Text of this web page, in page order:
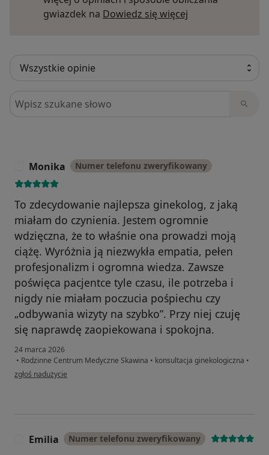
gwiazdek na Dowiedz się więcej
Szukaj w opiniach
Monika Numer telefonu zweryfikowany
To zdecydowanie najlepsza ginekolog, z jaką
miałam do czynienia. Jestem ogromnie
wdzięczna, że to właśnie ona prowadzi moją
ciążę. Wyróżnia ją niezwykła empatia, pełen
profesjonalizm i ogromna wiedza. Zawsze
poświęca pacjentce tyle czasu, ile potrzeba i
nigdy nie miałam poczucia pośpiechu czy
„odbywania wizyty na szybko”. Przy niej czuję
się naprawdę zaopiekowana i spokojna.
24 marca 2026
• Rodzinne Centrum Medyczne Skawina • konsultacja ginekologiczna •
w opinii użytkownika Monika
zgłoś nadużycie
Emilia Numer telefonu zweryfikowany